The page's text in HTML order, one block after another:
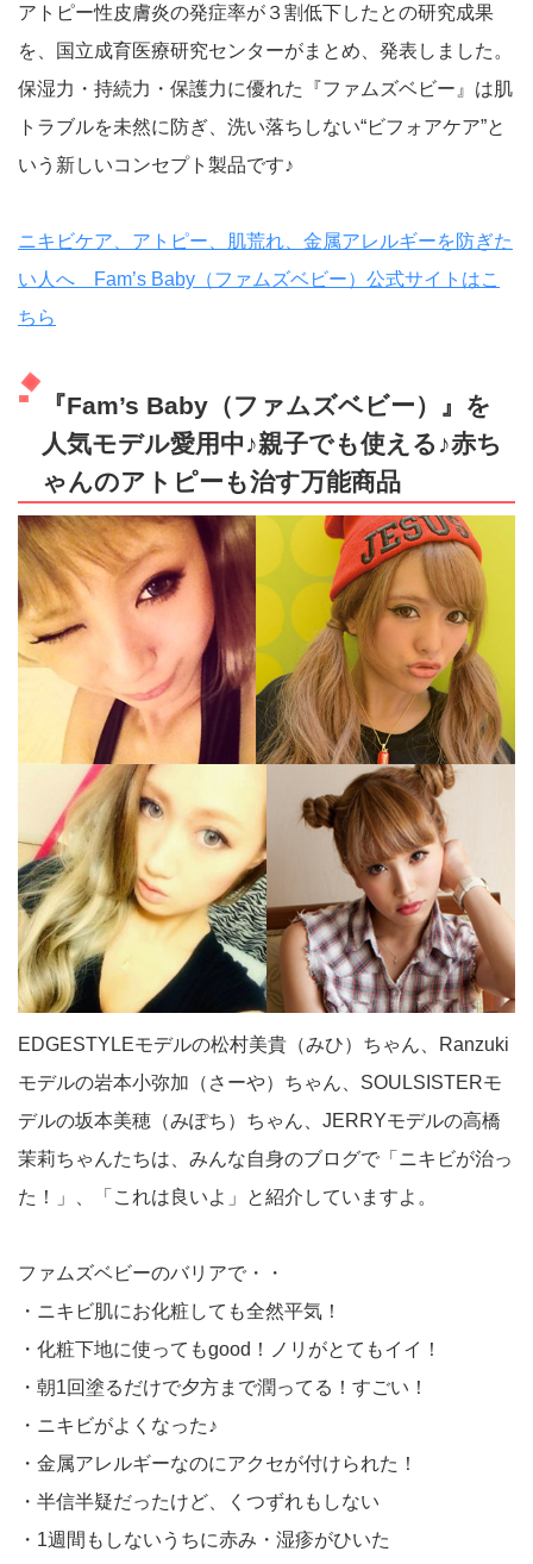
アトピー性皮膚炎の発症率が３割低下したとの研究成果
を、国立成育医療研究センターがまとめ、発表しました。
保湿力・持続力・保護力に優れた『ファムズベビー』は肌
トラブルを未然に防ぎ、洗い落ちしない“ビフォアケア”と
いう新しいコンセプト製品です♪
ニキビケア、アトピー、肌荒れ、金属アレルギーを防ぎた
い人へ Fam’s Baby（ファムズベビー）公式サイトはこ
ちら
『Fam’s Baby（ファムズベビー）』を
人気モデル愛用中♪親子でも使える♪赤ち
ゃんのアトピーも治す万能商品
EDGESTYLEモデルの松村美貴（みひ）ちゃん、Ranzuki
モデルの岩本小弥加（さーや）ちゃん、SOULSISTERモ
デルの坂本美穂（みぽち）ちゃん、JERRYモデルの高橋
茉莉ちゃんたちは、みんな自身のブログで「ニキビが治っ
た！」、「これは良いよ」と紹介していますよ。
ファムズベビーのバリアで・・
・ニキビ肌にお化粧しても全然平気！
・化粧下地に使ってもgood！ノリがとてもイイ！
・朝1回塗るだけで夕方まで潤ってる！すごい！
・ニキビがよくなった♪
・金属アレルギーなのにアクセが付けられた！
・半信半疑だったけど、くつずれもしない
・1週間もしないうちに赤み・湿疹がひいた